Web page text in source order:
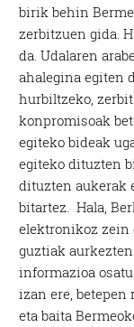
birik behin
zerbitzuen gida.
da. Udalaren
ahalegina egiten
hurbiltzeko,
konpromisoak
egiteko bideak
egiteko dituzten
dituzten aukerak
bitartez. Hala,
elektronikoz zein
guztiak
informazioa
izan ere,
eta baita